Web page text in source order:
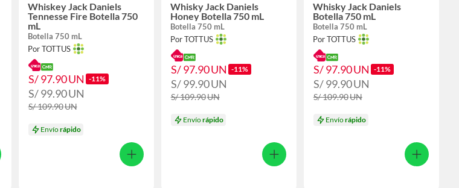
Whiskey Jack Daniels
Tennesse Fire Botella 750
mL
Botella 750 mL
Por TOTTUS
S/ 97.90UN -11%
S/ 99.90UN
S/ 109.90UN
Envíorápido
Whisky Jack Daniels
Honey Botella 750 mL
Botella 750 mL
Por TOTTUS
S/ 97.90UN -11%
S/ 99.90UN
S/ 109.90UN
Envíorápido
Whisky Jack Daniels
Botella 750 mL
Botella 750 mL
Por TOTTUS
S/ 97.90UN -11%
S/ 99.90UN
S/ 109.90UN
Envíorápido